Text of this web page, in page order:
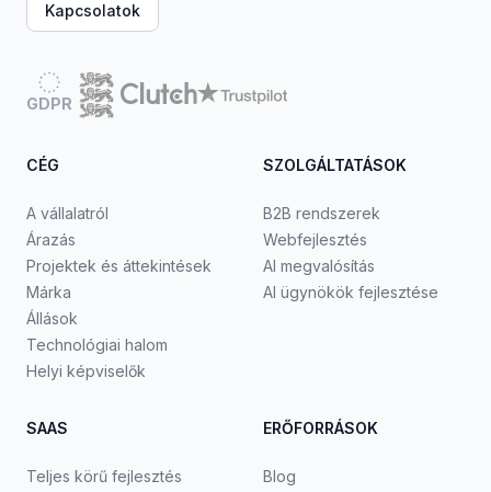
Kapcsolatok
GDPR
CÉG
A vállalatról
Árazás
Projektek és áttekintések
Márka
Állások
Technológiai halom
Helyi képviselők
SZOLGÁLTATÁSOK
B2B rendszerek
Webfejlesztés
AI megvalósítás
AI ügynökök fejlesztése
SAAS
Teljes körű fejlesztés
ERŐFORRÁSOK
Blog